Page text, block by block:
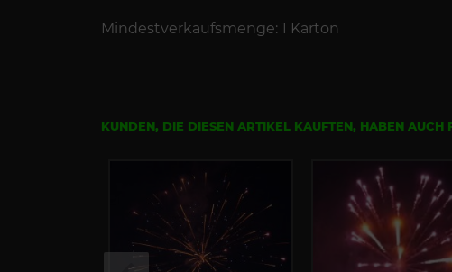
Mindestverkaufsmenge: 1 Karton
KUNDEN, DIE DIESEN ARTIKEL KAUFTEN, HABEN AUCH